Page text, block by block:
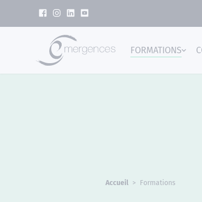
FORMATIONS
Accueil Formations